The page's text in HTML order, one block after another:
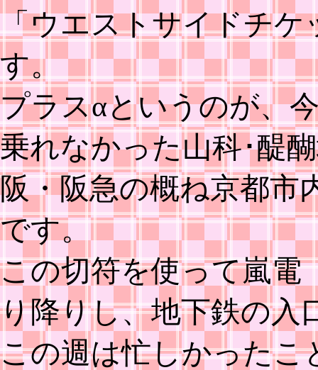
「ウエストサイドチケ
す。
プラスαというのが、
乗れなかった山科･醍
阪・阪急の概ね京都市
です。
この切符を使って嵐電
り降りし、地下鉄の入
この週は忙しかったこ